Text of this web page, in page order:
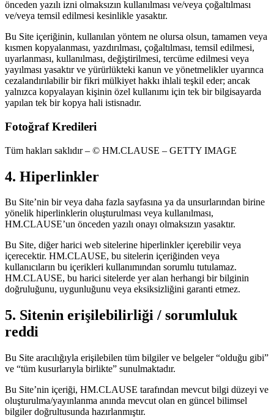
önceden yazılı izni olmaksızın kullanılması ve/veya çoğaltılması
ve/veya temsil edilmesi kesinlikle yasaktır.
Bu Site içeriğinin, kullanılan yöntem ne olursa olsun, tamamen veya
kısmen kopyalanması, yazdırılması, çoğaltılması, temsil edilmesi,
uyarlanması, kullanılması, değiştirilmesi, tercüme edilmesi veya
yayılması yasaktır ve yürürlükteki kanun ve yönetmelikler uyarınca
cezalandırılabilir bir fikri mülkiyet hakkı ihlali teşkil eder; ancak
yalnızca kopyalayan kişinin özel kullanımı için tek bir bilgisayarda
yapılan tek bir kopya hali istisnadır.
Fotoğraf Kredileri
Tüm hakları saklıdır – © HM.CLAUSE – GETTY IMAGE
4. Hiperlinkler
Bu Site’nin bir veya daha fazla sayfasına ya da unsurlarından birine
yönelik hiperlinklerin oluşturulması veya kullanılması,
HM.CLAUSE’un önceden yazılı onayı olmaksızın yasaktır.
Bu Site, diğer harici web sitelerine hiperlinkler içerebilir veya
içerecektir. HM.CLAUSE, bu sitelerin içeriğinden veya
kullanıcıların bu içerikleri kullanımından sorumlu tutulamaz.
HM.CLAUSE, bu harici sitelerde yer alan herhangi bir bilginin
doğruluğunu, uygunluğunu veya eksiksizliğini garanti etmez.
5. Sitenin erişilebilirliği / sorumluluk
reddi
Bu Site aracılığıyla erişilebilen tüm bilgiler ve belgeler “olduğu gibi”
ve “tüm kusurlarıyla birlikte” sunulmaktadır.
Bu Site’nin içeriği, HM.CLAUSE tarafından mevcut bilgi düzeyi ve
oluşturulma/yayınlanma anında mevcut olan en güncel bilimsel
bilgiler doğrultusunda hazırlanmıştır.